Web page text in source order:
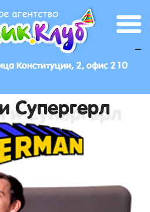
Конституции, 2, офис 210
_
Супергерл